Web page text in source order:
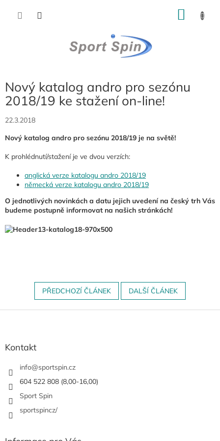
Nový katalog andro pro sezónu
2018/19 ke stažení on-line!
22.3.2018
Nový katalog andro pro sezónu 2018/19 je na světě!
K prohlédnutí/stažení je ve dvou verzích:
anglická verze katalogu andro 2018/19
německá verze katalogu andro 2018/19
O jednotlivých novinkách a datu jejich uvedení na český trh Vás
budeme postupně informovat na našich stránkách!
PŘEDCHOZÍ ČLÁNEK DALŠÍ ČLÁNEK
Z
Kontakt
info@sportspin.cz
604 522 808 (8,00-16,00)
Sport Spin
sportspincz/